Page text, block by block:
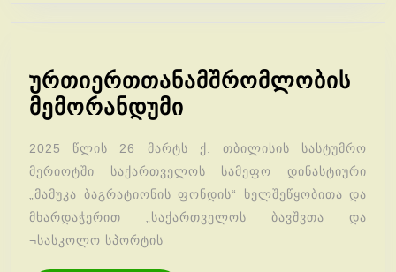
ურთიერთთანამშრომლობის
მემორანდუმი
2025 წლის 26 მარტს ქ. თბილისის სასტუმრო
მერიოტში საქართველოს სამეფო დინასტიური
„მამუკა ბაგრატიონის ფონდის“ ხელშეწყობითა და
მხარდაჭერით „საქართველოს ბავშვთა და
¬სასკოლო სპორტის